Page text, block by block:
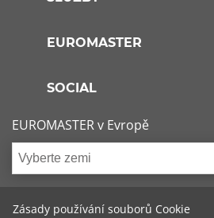
EUROMASTER
SOCIAL
EUROMASTER v Evropě
Vyberte zemi
Zásady používání souborů Cookie